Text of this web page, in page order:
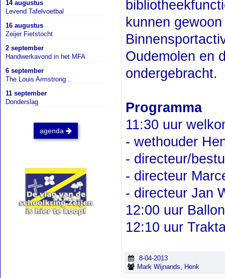
14 augustus
Levend Tafelvoetbal
16 augustus
Zeijer Fietstocht
2 september
Handwerkavond in het MFA
6 september
The Louis Armstrong...
11 september
Donderslag
agenda
kunnen
Oudemolen en
ondergebracht.
Programma
11:30 uur
- wethouder
- directeur/
- directeur
- directeur Jan
12:00 uur
12:10 uur
8-04-2013
Mark Wijnands, Henk